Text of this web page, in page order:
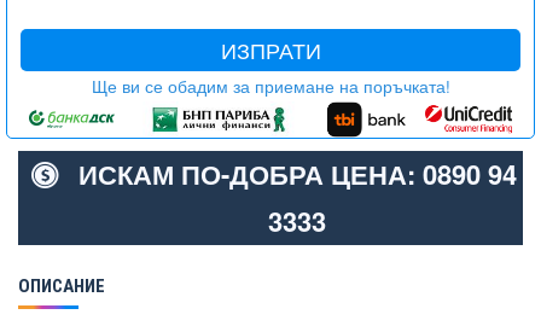
ИЗПРАТИ
Ще ви се обадим за приемане на поръчката!
ИСКАМ ПО-ДОБРА ЦЕНА: 0890 94
3333
ОПИСАНИЕ